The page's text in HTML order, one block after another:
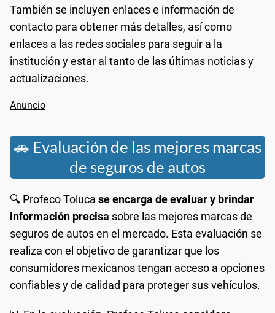
También se incluyen enlaces e información de
contacto para obtener más detalles, así como
enlaces a las redes sociales para seguir a la
institución y estar al tanto de las últimas noticias y
actualizaciones.
🚗 Evaluación de las mejores marcas
de seguros de autos
🔍 Profeco Toluca se encarga de evaluar y brindar
información precisa sobre las mejores marcas de
seguros de autos en el mercado. Esta evaluación se
realiza con el objetivo de garantizar que los
consumidores mexicanos tengan acceso a opciones
confiables y de calidad para proteger sus vehículos.